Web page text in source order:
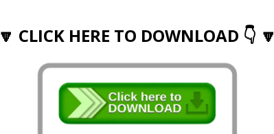
🔽 CLICK HERE TO DOWNLOAD 👇 🔽